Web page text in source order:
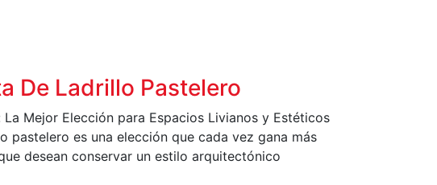
De Ladrillo Pastelero
Mejor Elección para Espacios Livianos y Estéticos
es una elección que cada vez gana más
desean conservar un estilo arquitectónico